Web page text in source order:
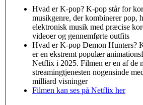
Hvad er K-pop? K-pop står for
musikgenre, der kombinerer pop,
elektronisk musik med præcise
videoer og gennemførte outfits
Hvad er K-pop Demon Hunters?
er en ekstremt populær
Netflix i 2025. Filmen er en af de
streamingtjenesten nogensinde
milliard visninger
Filmen kan ses på Netflix her